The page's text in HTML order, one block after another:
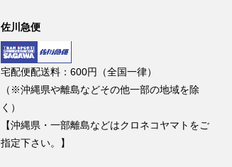
佐川急便
宅配便配送料：600円（全国一律）
（※沖縄県や離島などその他一部の地域を除
く）
【沖縄県・一部離島などはクロネコヤマトをご
指定下さい。】